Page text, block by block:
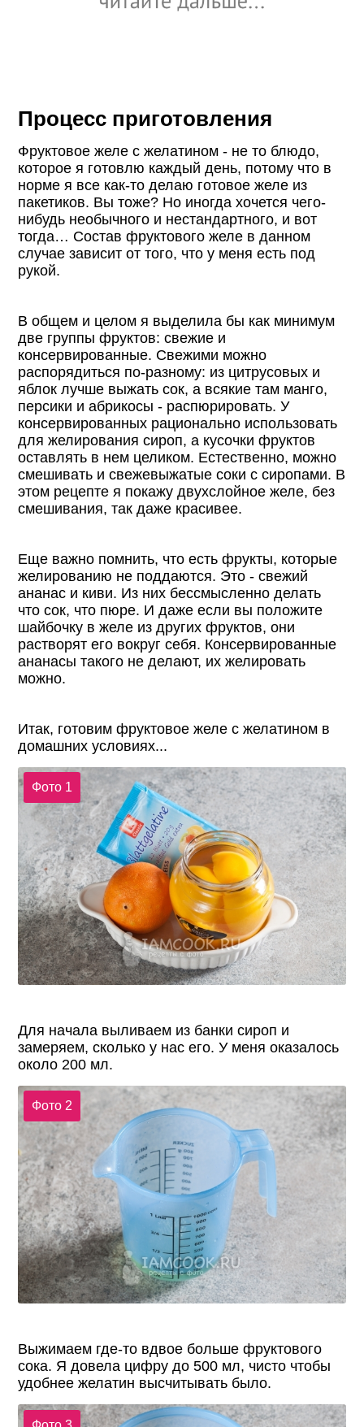
Процесс приготовления
Фруктовое желе с желатином - не то блюдо,
которое я готовлю каждый день, потому что в
норме я все как-то делаю готовое желе из
пакетиков. Вы тоже? Но иногда хочется чего-
нибудь необычного и нестандартного, и вот
тогда… Состав фруктового желе в данном
случае зависит от того, что у меня есть под
рукой.
В общем и целом я выделила бы как минимум
две группы фруктов: свежие и
консервированные. Свежими можно
распорядиться по-разному: из цитрусовых и
яблок лучше выжать сок, а всякие там манго,
персики и абрикосы - распюрировать. У
консервированных рационально использовать
для желирования сироп, а кусочки фруктов
оставлять в нем целиком. Естественно, можно
смешивать и свежевыжатые соки с сиропами. В
этом рецепте я покажу двухслойное желе, без
смешивания, так даже красивее.
Еще важно помнить, что есть фрукты, которые
желированию не поддаются. Это - свежий
ананас и киви. Из них бессмысленно делать
что сок, что пюре. И даже если вы положите
шайбочку в желе из других фруктов, они
растворят его вокруг себя. Консервированные
ананасы такого не делают, их желировать
можно.
Итак, готовим фруктовое желе с желатином в
домашних условиях...
Фото 1
Для начала выливаем из банки сироп и
замеряем, сколько у нас его. У меня оказалось
около 200 мл.
Фото 2
Выжимаем где-то вдвое больше фруктового
сока. Я довела цифру до 500 мл, чисто чтобы
удобнее желатин высчитывать было.